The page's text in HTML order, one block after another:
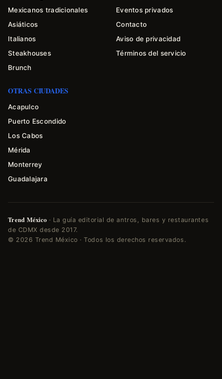
Mexicanos tradicionales
Asiáticos
Italianos
Steakhouses
Brunch
Eventos privados
Contacto
Aviso de privacidad
Términos del servicio
OTRAS CIUDADES
Acapulco
Puerto Escondido
Los Cabos
Mérida
Monterrey
Guadalajara
Trend México · La guía editorial de antros, bares y restaurantes
de CDMX desde 2017.
© 2026 Trend México · Todos los derechos reservados.